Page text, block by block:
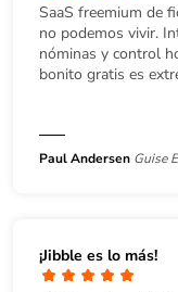
SaaS freemium de
no podemos vivir.
nóminas y control
bonito gratis es
Paul Andersen Guise
¡Jibble es lo más!